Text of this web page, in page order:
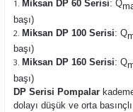
Miksan DP 60 Serisi: Q
başı)
Miksan DP 100 Serisi: Q
başı)
Miksan DP 160 Serisi: Q
başı)
DP Serisi Pompalar
dolayı düşük ve orta